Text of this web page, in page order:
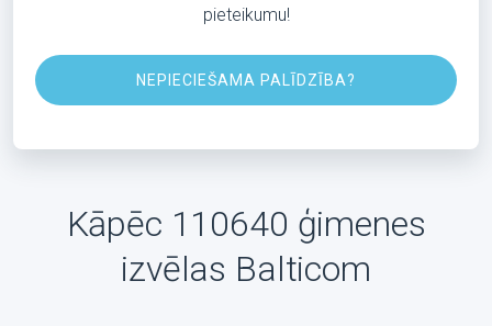
pieteikumu!
NEPIECIEŠAMA PALĪDZĪBA?
Kāpēc 110640 ģimenes
izvēlas Balticom